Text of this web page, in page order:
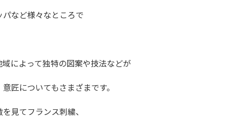
など様々なところで
によって独特の図案や技法などが
匠についてもさまざまです。
見てフランス刺繍、